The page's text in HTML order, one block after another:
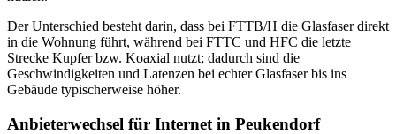
Der Unterschied besteht darin, dass bei FTTB/H die Glasfaser direkt
in die Wohnung führt, während bei FTTC und HFC die letzte
Strecke Kupfer bzw. Koaxial nutzt; dadurch sind die
Geschwindigkeiten und Latenzen bei echter Glasfaser bis ins
Gebäude typischerweise höher.
Anbieterwechsel für Internet in Peukendorf